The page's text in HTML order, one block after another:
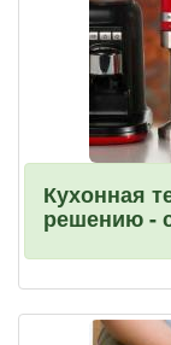
Кухонная
решению -